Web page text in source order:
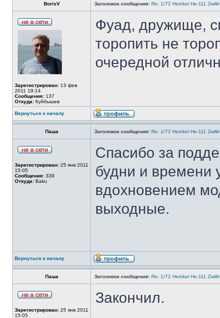
BorisV Заголовок сообщения: Re: 1/72 Heinkel He-111
Зарегистрирован: 13 фев
2011 19:14
Сообщения: 137
Откуда: Куйбышев
Фуад, дружище,
торопить не
очередной
Вернуться к началу
Паша Заголовок сообщения: Re: 1/72 Heinkel He-111
Зарегистрирован: 25 янв 2011
15:05
Сообщения: 339
Откуда: Baku
Спасибо за
будни и времени
вдохновением
выходные.
Вернуться к началу
Паша Заголовок сообщения: Re: 1/72 Heinkel He-111
Зарегистрирован: 25 янв 2011
15:05
Закончил.